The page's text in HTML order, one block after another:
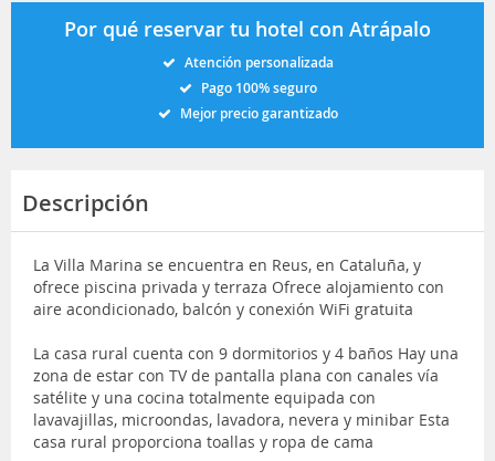
Por qué reservar tu hotel con Atrápalo
Atención personalizada
Pago 100% seguro
Mejor precio garantizado
Descripción
La Villa Marina se encuentra en Reus, en Cataluña, y
ofrece piscina privada y terraza Ofrece alojamiento con
aire acondicionado, balcón y conexión WiFi gratuita
La casa rural cuenta con 9 dormitorios y 4 baños Hay una
zona de estar con TV de pantalla plana con canales vía
satélite y una cocina totalmente equipada con
lavavajillas, microondas, lavadora, nevera y minibar Esta
casa rural proporciona toallas y ropa de cama